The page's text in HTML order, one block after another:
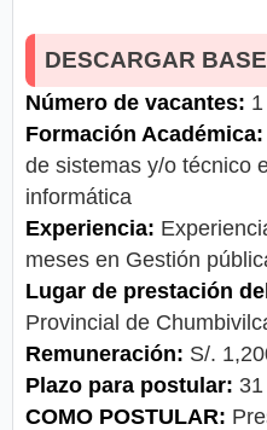
DESCARGAR
Número de vacantes: 1
Formación Académica:
de sistemas y/o técnico
informática
Experiencia:
meses en Gestión
Lugar de prestación
Provincial de
Remuneración: S/.
Plazo para postular:
COMO POSTULAR: